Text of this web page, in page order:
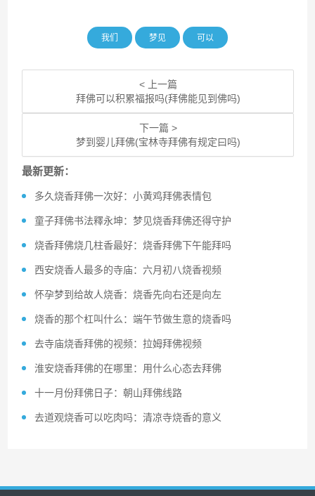
我们 梦见 可以
< 上一篇
拜佛可以积累福报吗(拜佛能见到佛吗)
下一篇 >
梦到婴儿拜佛(宝林寺拜佛有规定曰吗)
最新更新：
多久烧香拜佛一次好：小黄鸡拜佛表情包
童子拜佛书法釋永坤：梦见烧香拜佛还得守护
烧香拜佛烧几柱香最好：烧香拜佛下午能拜吗
西安烧香人最多的寺庙：六月初八烧香视频
怀孕梦到给故人烧香：烧香先向右还是向左
烧香的那个杠叫什么：端午节做生意的烧香吗
去寺庙烧香拜佛的视频：拉姆拜佛视频
淮安烧香拜佛的在哪里：用什么心态去拜佛
十一月份拜佛日子：朝山拜佛线路
去道观烧香可以吃肉吗：清凉寺烧香的意义